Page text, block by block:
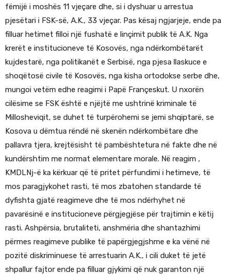
fëmijë i moshës 11 vjeçare dhe, si i dyshuar u arrestua
pjesëtari i FSK-së, A.K., 33 vjeçar. Pas kësaj ngjarjeje, ende pa
filluar hetimet filloi një fushatë e linçimit publik të A.K. Nga
krerët e institucioneve të Kosovës, nga ndërkombëtarët
kujdestarë, nga politikanët e Serbisë, nga pjesa llaskuce e
shoqëtosë civile të Kosovës, nga kisha ortodokse serbe dhe,
mungoi vetëm edhe reagimi i Papë Françeskut. U nxorën
cilësime se FSK është e njëjtë me ushtrinë kriminale të
Millosheviqit, se duhet të turpërohemi se jemi shqiptarë, se
Kosova u dëmtua rëndë në skenën ndërkombëtare dhe
pallavra tjera, krejtësisht të pambështetura në fakte dhe në
kundërshtim me normat elementare morale. Në reagim ,
KMDLNj-ë ka kërkuar që të pritet përfundimi i hetimeve, të
mos paragjykohet rasti, të mos zbatohen standarde të
dyfishta gjatë reagimeve dhe të mos ndërhyhet në
pavarësinë e institucioneve përgjegjëse për trajtimin e këtij
rasti. Ashpërsia, brutaliteti, anshmëria dhe shantazhimi
përmes reagimeve publike të papërgjegjshme e ka vënë në
pozitë diskriminuese të arrestuarin A.K., i cili duket të jetë
shpallur fajtor ende pa filluar gjykimi që nuk garanton një